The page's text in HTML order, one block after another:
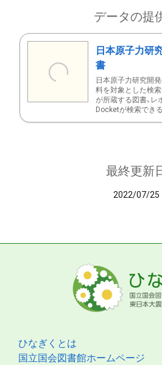
データの提
日本原子力研
書
日本原子力研究開
料を対象とした検
が所蔵する図書、レ
Docketが検索できる
最終更新
2022/07/25
ひなぎくとは
国立国会図書館ホームページ